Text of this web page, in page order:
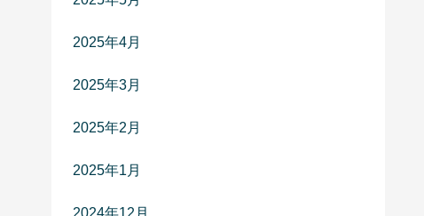
2025年4月
2025年3月
2025年2月
2025年1月
2024年12月